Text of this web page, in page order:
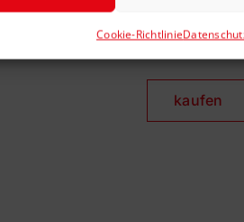
Cookie-Richtlinie
Diese
Bohnen.
kaufen